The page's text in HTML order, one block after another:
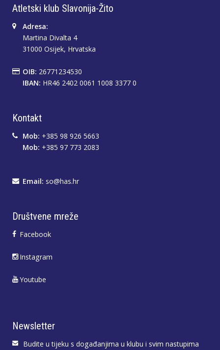
Atletski klub Slavonija-Žito
Adresa:
Martina Divalta 4
31000 Osijek, Hrvatska
OIB: 26771234530
IBAN: HR46 2402 0061 1008 3377 0
Kontakt
Mob: +385 98 926 5663
Mob: +385 97 773 2083
Email: so@has.hr
Društvene mreže
Facebook
Instagram
Youtube
Newsletter
Budite u tijeku s događanjima u klubu i svim nastupima